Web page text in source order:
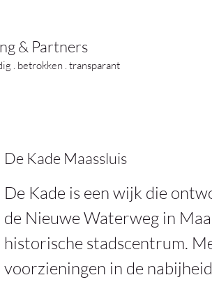
& Partners
. betrokken . transparant
De Kade Maassluis
De Kade is een wijk die
de Nieuwe Waterweg in
historische stadscentrum.
voorzieningen in de